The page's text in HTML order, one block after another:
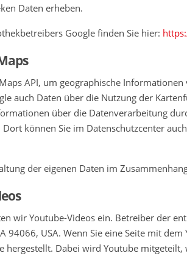
Daten erheben.
Google finden Sie hier:
API, um geographische
auch Daten über die Nutzung der
über die Datenverarbeitung
können Sie im Datenschutzcenter
der eigenen Daten im
wir Youtube-Videos ein. Betreiber der
94066, USA. Wenn Sie eine Seite mit
hergestellt. Dabei wird Youtube mitgeteilt,